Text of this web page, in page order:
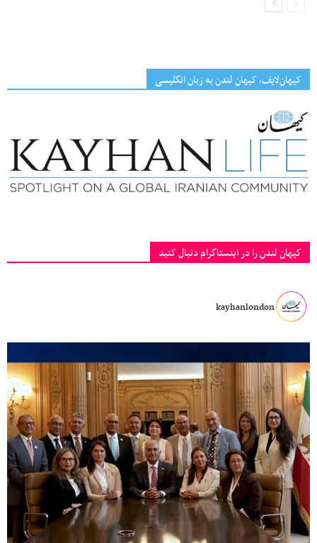
کیهان‌لایف، کیهان لندن به زبان انگلیسی
کیهان لندن را در اینستاگرام دنبال کنید
kayhanlondon